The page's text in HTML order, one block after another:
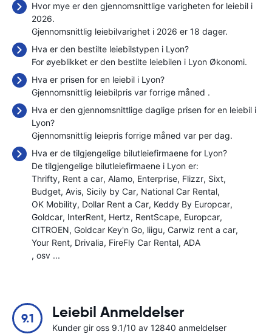
Hvor mye er den gjennomsnittlige varigheten for leiebil i
2026.
Gjennomsnittlig leiebilvarighet i 2026 er 18 dager.
Hva er den bestilte leiebilstypen i Lyon?
For øyeblikket er den bestilte leiebilen i Lyon Økonomi.
Hva er prisen for en leiebil i Lyon?
Gjennomsnittlig leiebilpris var forrige måned .
Hva er den gjennomsnittlige daglige prisen for en leiebil i
Lyon?
Gjennomsnittlig leiepris forrige måned var per dag.
Hva er de tilgjengelige bilutleiefirmaene for Lyon?
De tilgjengelige bilutleiefirmaene i Lyon er:
Thrifty Rent a car Alamo Enterprise Flizzr Sixt
Budget Avis Sicily by Car National Car Rental
OK Mobility Dollar Rent a Car Keddy By Europcar
Goldcar InterRent Hertz RentScape Europcar
CITROEN Goldcar Key'n Go liigu Carwiz rent a car
Your Rent Drivalia FireFly Car Rental ADA
, osv ...
9.1 Leiebil Anmeldelser
Kunder gir oss 9.1/10 av 12840 anmeldelser